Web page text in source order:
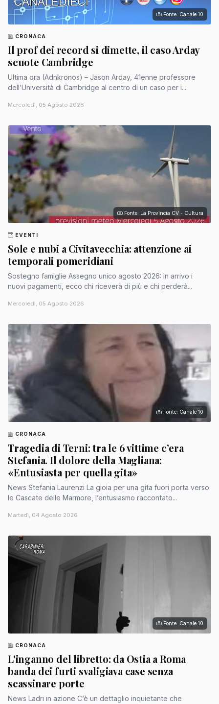
Fonte: Canale 10
CRONACA
Il prof dei record si dimette, il caso Arday
scuote Cambridge
Ultima ora (Adnkronos) – Jason Arday, 41enne professore
dell’Università di Cambridge al centro di un caso per i...
Mercoledì, 05 Agosto 2026
Fonte: La Provincia CV - Cultura
EVENTI
Sole e nubi a Civitavecchia: attenzione ai
temporali pomeridiani
Sostegno famiglie Assegno unico agosto 2026: in arrivo i
nuovi pagamenti, ecco chi riceverà di più e chi perderà...
Mercoledì, 05 Agosto 2026
Fonte: Canale 10
CRONACA
Tragedia di Terni: tra le 6 vittime c’era
Stefania. Il dolore della Magliana:
«Entusiasta per quella gita»
News Stefania Laurenzi La gioia per una gita fuori porta verso
le Cascate delle Marmore, l’entusiasmo raccontato...
Martedì, 04 Agosto 2026
Fonte: Canale 10
CRONACA
L'inganno del libretto: da Ostia a Roma
banda dei furti svaligiava case senza
scassinare porte
News Ladri in azione C’è un dettaglio inquietante che